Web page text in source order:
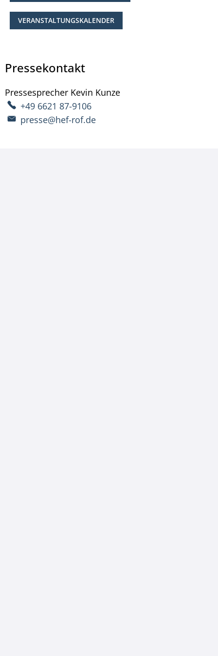
VERANSTALTUNGSKALENDER
Pressekontakt
Pressesprecher Kevin Kunze
+49 6621 87-9106
presse@hef-rof.de